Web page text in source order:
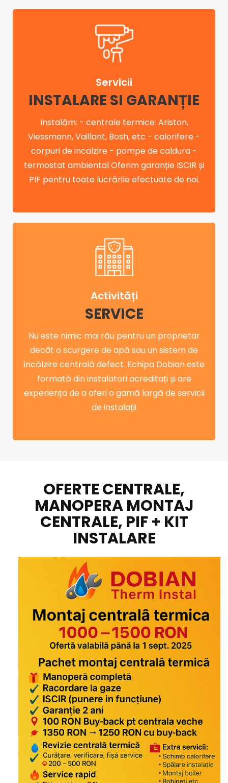
Servicii
INSTALARE SI GARANȚIE
Instalăm: - centrale termice: Ariston,
Viessmann, Vaillant, Bosh, etc - calorifere -
corpuri de incalzire - pompe de caldura -
termostat ambiental Oferim garanție ISCIR și
PIF pentru toate lucrările efectuate de noi.
Activități
SERVICE
Nu este nimic mai rău pentru un proprietar
decât o scurgere de apă sau un sistem de
încălzire centrală defect. Echipa Dobian este
formată din instalatori acreditați și are
experiența de a oferi o gamă largă de servicii
de instalații
OFERTE CENTRALE,
MANOPERA MONTAJ
CENTRALE, PIF + KIT
INSTALARE